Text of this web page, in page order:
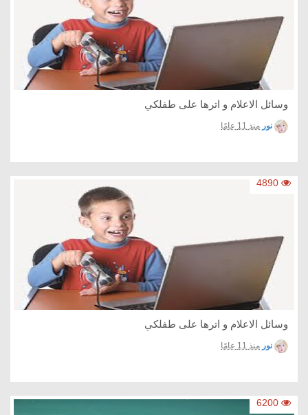
وسائل الاعلام و اترها على طفلكي
نور منذ 11 عامًا
4890
وسائل الاعلام و اترها على طفلكي
نور منذ 11 عامًا
6200